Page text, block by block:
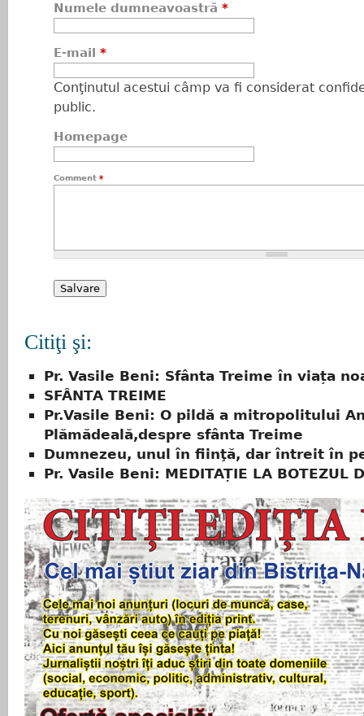
Numele dumneavoastră *
E-mail *
Conţinutul acestui câmp va fi considerat
public.
Homepage
Comment *
Citiţi şi:
Pr. Vasile Beni: Sfânta Treime în viața
SFÂNTA TREIME
Pr.Vasile Beni: O pildă a mitropolitului
Plămădeală,despre sfânta Treime
Dumnezeu, unul în fiinţă, dar întreit în
Pr. Vasile Beni: MEDITAȚIE LA BOTEZUL